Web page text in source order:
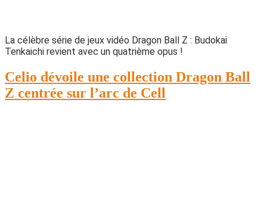
La célèbre série de jeux vidéo Dragon Ball Z : Budokai
Tenkaichi revient avec un quatrième opus !
Celio dévoile une collection Dragon Ball
Z centrée sur l’arc de Cell